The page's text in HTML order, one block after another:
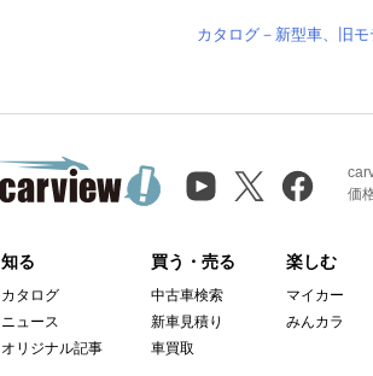
カタログ－新型車、旧
価
知る
カタログ
ニュース
オリジナル記事
買う・売る
中古車検索
新車見積り
車買取
楽しむ
マイカー
みんカラ